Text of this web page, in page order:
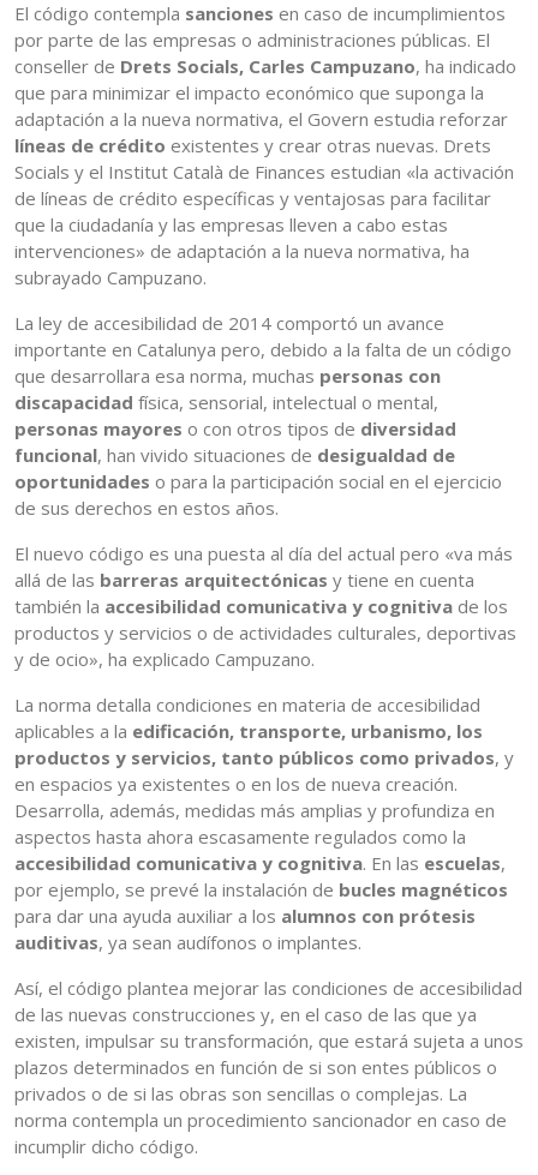
El código contempla sanciones en caso de incumplimientos
por parte de las empresas o administraciones públicas. El
conseller de Drets Socials, Carles Campuzano, ha indicado
que para minimizar el impacto económico que suponga la
adaptación a la nueva normativa, el Govern estudia reforzar
líneas de crédito existentes y crear otras nuevas. Drets
Socials y el Institut Català de Finances estudian «la activación
de líneas de crédito específicas y ventajosas para facilitar
que la ciudadanía y las empresas lleven a cabo estas
intervenciones» de adaptación a la nueva normativa, ha
subrayado Campuzano.
La ley de accesibilidad de 2014 comportó un avance
importante en Catalunya pero, debido a la falta de un código
que desarrollara esa norma, muchas personas con
discapacidad física, sensorial, intelectual o mental,
personas mayores o con otros tipos de diversidad
funcional, han vivido situaciones de desigualdad de
oportunidades o para la participación social en el ejercicio
de sus derechos en estos años.
El nuevo código es una puesta al día del actual pero «va más
allá de las barreras arquitectónicas y tiene en cuenta
también la accesibilidad comunicativa y cognitiva de los
productos y servicios o de actividades culturales, deportivas
y de ocio», ha explicado Campuzano.
La norma detalla condiciones en materia de accesibilidad
aplicables a la edificación, transporte, urbanismo, los
productos y servicios, tanto públicos como privados, y
en espacios ya existentes o en los de nueva creación.
Desarrolla, además, medidas más amplias y profundiza en
aspectos hasta ahora escasamente regulados como la
accesibilidad comunicativa y cognitiva. En las escuelas,
por ejemplo, se prevé la instalación de bucles magnéticos
para dar una ayuda auxiliar a los alumnos con prótesis
auditivas, ya sean audífonos o implantes.
Así, el código plantea mejorar las condiciones de accesibilidad
de las nuevas construcciones y, en el caso de las que ya
existen, impulsar su transformación, que estará sujeta a unos
plazos determinados en función de si son entes públicos o
privados o de si las obras son sencillas o complejas. La
norma contempla un procedimiento sancionador en caso de
incumplir dicho código.